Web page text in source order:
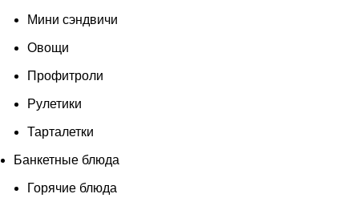
Мини сэндвичи
Овощи
Профитроли
Рулетики
Тарталетки
Банкетные блюда
Горячие блюда